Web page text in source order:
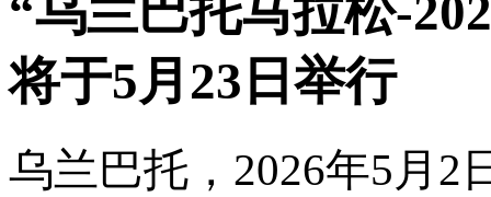
“乌兰巴托马拉松-
将于5月23日举行
乌兰巴托， 2026年5月